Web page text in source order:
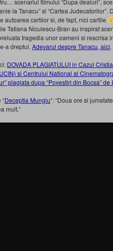
scenariul filmului “Dupa dealuri”,
la Tanacu” si “Cartea
autoarea cartilor si, de fapt, nici cartile
Tatiana Niculescu-Bran au inspirat
tragedia unor oameni si rescrisa
a dreptul. Adevarul despre Tanacu, aici.
DOVADA PLAGIATULUI in Cazul
si Centrului National al
plagiata dupa “Povestiri din Bocsa”
“Deceptia Mungiu“: “Doua ore si
mult.”